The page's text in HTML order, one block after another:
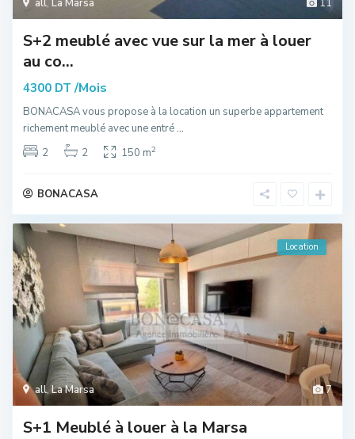
11
all, La Marsa
S+2 meublé avec vue sur la mer à louer
au co...
4300 DT /Mois
BONACASA vous propose à la location un superbe appartement
richement meublé avec une entré...
2
2 150 m2
BONACASA
7
all,La Marsa
Location
S+1 Meublé à louer à la Marsa